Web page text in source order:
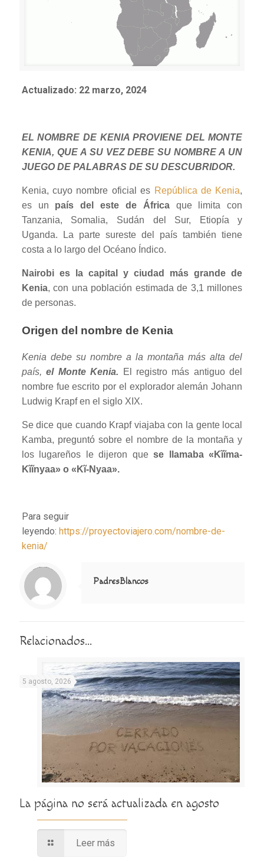
Actualizado: 22 marzo, 2024
EL NOMBRE DE KENIA PROVIENE DEL MONTE
KENIA, QUE A SU VEZ DEBE SU NOMBRE A UN
JUEGO DE PALABRAS DE SU DESCUBRIDOR.
Kenia, cuyo nombre oficial es República de Kenia,
es un país del este de Áfricaque limita con
Tanzania, Somalia, Sudán del Sur, Etiopía y
Uganda. La parte sureste del país también tiene
costa a lo largo del Océano Índico.
Nairobi es la capital y ciudad más grande de
Kenia, con una población estimada de 3,1 millones
de personas.
Origen del nombre de Kenia
Kenia debe su nombre a la montaña más alta del
país,el Monte Kenia. El registro más antiguo del
nombre fue escrito por el explorador alemán Johann
Ludwig Krapf en el siglo XIX.
Se dice que cuando Krapf viajaba con la gente local
Kamba, preguntó sobre el nombre de la montaña y
los lugareños le dijeron quese llamaba «Kĩĩma-
Kĩĩnyaa» o «Kĩ-Nyaa».
Para seguir
leyendo: https://proyectoviajero.com/nombre-de-
kenia/
Notice
: Trying to access array offset on value of type null in
/home/misioner/public_html/padresblancos/themes/betheme/includes/content-single.php
on line
286
PadresBlancos
Relacionados...
5 agosto, 2026
La página no será actualizada en agosto
Leer más